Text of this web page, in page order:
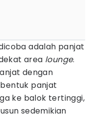
adalah panjat
area lounge.
dengan
panjat
ke balok tertinggi,
sedemikian